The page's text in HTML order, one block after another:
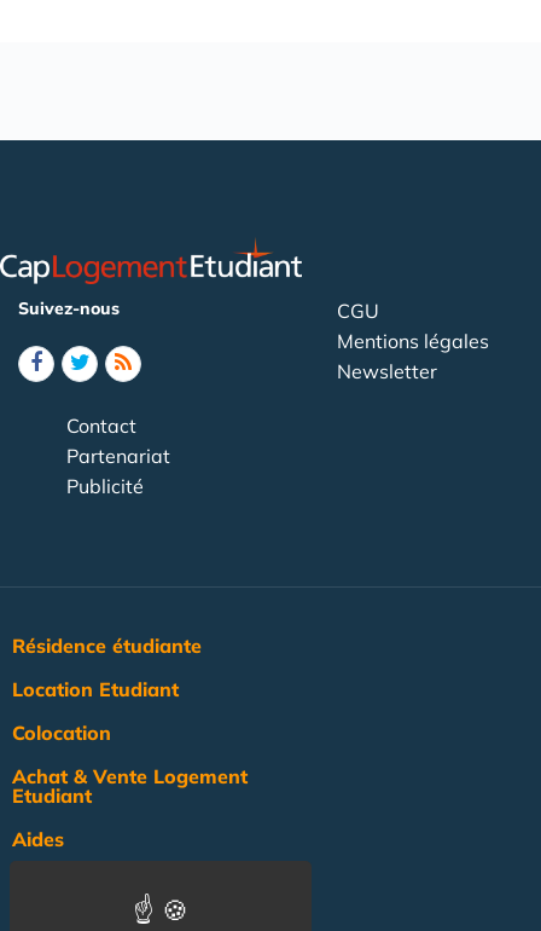
Suivez-nous
CGU
Mentions légales
Newsletter
Contact
Partenariat
Publicité
Résidence étudiante
Location Etudiant
Colocation
Achat & Vente Logement
Etudiant
Aides